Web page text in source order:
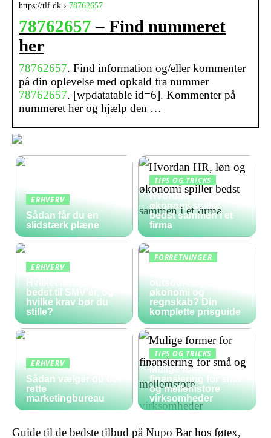
https://tlf.dk › 78762657
78762657 – Find nummeret
her
78762657. Find information og/eller kommenter
på din oplevelse med opkald fra nummer
78762657. [wpdatatable id=6]. Kommenter på
nummeret her og hjælp den …
ERHVERV
Sådan får du en
slidstærk plæne
TIPS OG TRICKS
Hvordan HR, løn og
økonomi spiller
bedst sammen i et
firma
ERHVERV
Hvilket lønsystem er
bedst til SMV’er, og
hvilke krav bør du
stille?
FORRETNINGER
outsourcing af
økonomi og
regnskab? Din
komplette prisguide
ERHVERV
Sådan vælger du det
rette
marketingbureau
TIPS OG TRICKS
Mulige former for
finansiering for små
og mellemstore
virksomheder
Guide til de bedste tilbud på Nupo Bar hos føtex,